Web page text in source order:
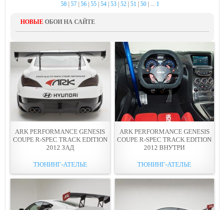
58| 57| 56| 55| 54| 53| 52| 51 50| ... 1
НОВЫЕ ОБОИ НА САЙТЕ
ARK PERFORMANCE GENESIS
COUPE R-SPEC TRACK EDITION
2012 ЗАД
ТЮНИНГ-АТЕЛЬЕ
ARK PERFORMANCE GENESIS
COUPE R-SPEC TRACK EDITION
2012 ВНУТРИ
ТЮНИНГ-АТЕЛЬЕ